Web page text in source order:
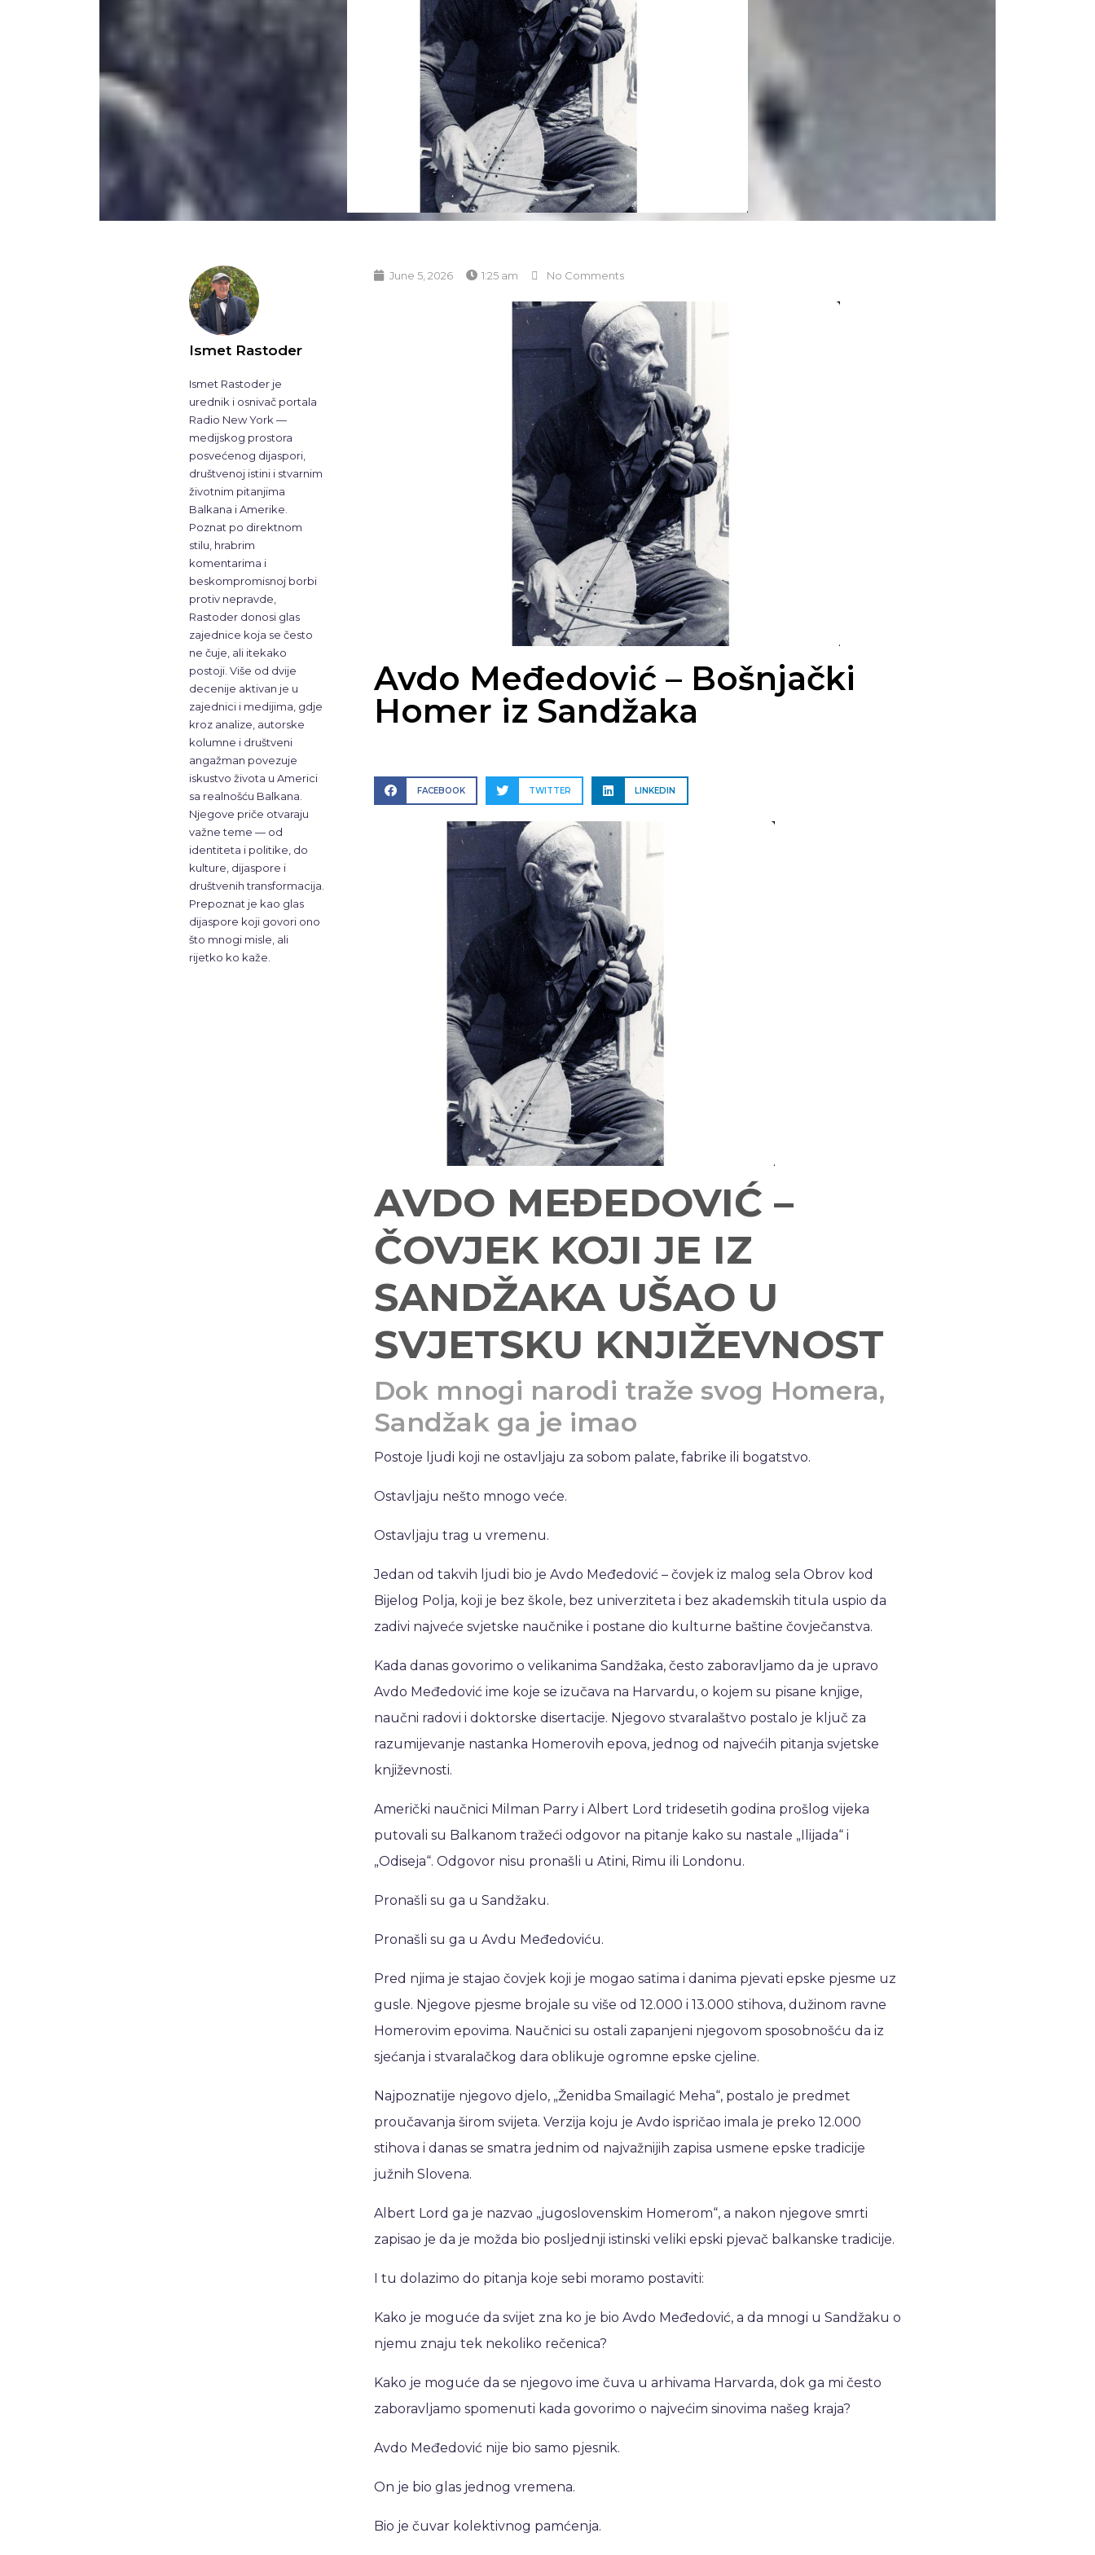
Ismet Rastoder
Ismet Rastoder je
urednik i osnivač portala
Radio New York —
medijskog prostora
posvećenog dijaspori,
društvenoj istini i stvarnim
životnim pitanjima
Balkana i Amerike.
Poznat po direktnom
stilu, hrabrim
komentarima i
beskompromisnoj borbi
protiv nepravde,
Rastoder donosi glas
zajednice koja se često
ne čuje, ali itekako
postoji. Više od dvije
decenije aktivan je u
zajednici i medijima, gdje
kroz analize, autorske
kolumne i društveni
angažman povezuje
iskustvo života u Americi
sa realnošću Balkana.
Njegove priče otvaraju
važne teme — od
identiteta i politike, do
kulture, dijaspore i
društvenih transformacija.
Prepoznat je kao glas
dijaspore koji govori ono
što mnogi misle, ali
rijetko ko kaže.
June 5, 2026 1:25 am No Comments
Avdo Međedović – Bošnjački
Homer iz Sandžaka
FACEBOOK TWITTER LINKEDIN
AVDO MEĐEDOVIĆ –
ČOVJEK KOJI JE IZ
SANDŽAKA UŠAO U
SVJETSKU KNJIŽEVNOST
Dok mnogi narodi traže svog Homera,
Sandžak ga je imao
Postoje ljudi koji ne ostavljaju za sobom palate, fabrike ili bogatstvo.
Ostavljaju nešto mnogo veće.
Ostavljaju trag u vremenu.
Jedan od takvih ljudi bio je Avdo Međedović – čovjek iz malog sela Obrov kod
Bijelog Polja, koji je bez škole, bez univerziteta i bez akademskih titula uspio da
zadivi najveće svjetske naučnike i postane dio kulturne baštine čovječanstva.
Kada danas govorimo o velikanima Sandžaka, često zaboravljamo da je upravo
Avdo Međedović ime koje se izučava na Harvardu, o kojem su pisane knjige,
naučni radovi i doktorske disertacije. Njegovo stvaralaštvo postalo je ključ za
razumijevanje nastanka Homerovih epova, jednog od najvećih pitanja svjetske
književnosti.
Američki naučnici Milman Parry i Albert Lord tridesetih godina prošlog vijeka
putovali su Balkanom tražeći odgovor na pitanje kako su nastale „Ilijada“ i
„Odiseja“. Odgovor nisu pronašli u Atini, Rimu ili Londonu.
Pronašli su ga u Sandžaku.
Pronašli su ga u Avdu Međedoviću.
Pred njima je stajao čovjek koji je mogao satima i danima pjevati epske pjesme uz
gusle. Njegove pjesme brojale su više od 12.000 i 13.000 stihova, dužinom ravne
Homerovim epovima. Naučnici su ostali zapanjeni njegovom sposobnošću da iz
sjećanja i stvaralačkog dara oblikuje ogromne epske cjeline.
Najpoznatije njegovo djelo, „Ženidba Smailagić Meha“, postalo je predmet
proučavanja širom svijeta. Verzija koju je Avdo ispričao imala je preko 12.000
stihova i danas se smatra jednim od najvažnijih zapisa usmene epske tradicije
južnih Slovena.
Albert Lord ga je nazvao „jugoslovenskim Homerom“, a nakon njegove smrti
zapisao je da je možda bio posljednji istinski veliki epski pjevač balkanske tradicije.
I tu dolazimo do pitanja koje sebi moramo postaviti:
Kako je moguće da svijet zna ko je bio Avdo Međedović, a da mnogi u Sandžaku o
njemu znaju tek nekoliko rečenica?
Kako je moguće da se njegovo ime čuva u arhivama Harvarda, dok ga mi često
zaboravljamo spomenuti kada govorimo o najvećim sinovima našeg kraja?
Avdo Međedović nije bio samo pjesnik.
On je bio glas jednog vremena.
Bio je čuvar kolektivnog pamćenja.